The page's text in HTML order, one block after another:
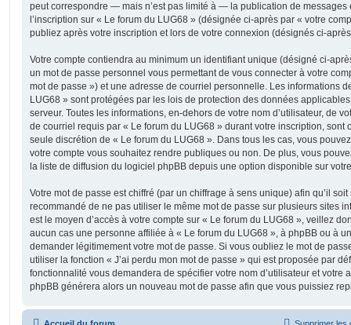
peut correspondre — mais n’est pas limité à — la publication de messages
l’inscription sur « Le forum du LUG68 » (désignée ci-après par « votre
publiez après votre inscription et lors de votre connexion (désignés ci-
Votre compte contiendra au minimum un identifiant unique (désigné ci-
un mot de passe personnel vous permettant de vous connecter à votre
mot de passe ») et une adresse de courriel personnelle. Les informations
LUG68 » sont protégées par les lois de protection des données
serveur. Toutes les informations, en-dehors de votre nom d’utilisateur, de
de courriel requis par « Le forum du LUG68 » durant votre inscription, sont
seule discrétion de « Le forum du LUG68 ». Dans tous les cas, vous
votre compte vous souhaitez rendre publiques ou non. De plus, vous
la liste de diffusion du logiciel phpBB depuis une option disponible sur
Votre mot de passe est chiffré (par un chiffrage à sens unique) afin qu’il
recommandé de ne pas utiliser le même mot de passe sur plusieurs sites
est le moyen d’accès à votre compte sur « Le forum du LUG68 », veillez
aucun cas une personne affiliée à « Le forum du LUG68 », à phpBB ou à
demander légitimement votre mot de passe. Si vous oubliez le mot de
utiliser la fonction « J’ai perdu mon mot de passe » qui est proposée par
fonctionnalité vous demandera de spécifier votre nom d’utilisateur et votre
phpBB générera alors un nouveau mot de passe afin que vous puissiez